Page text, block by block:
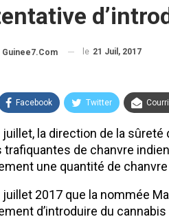
Guinee7.com le 21 Juil, 2017
Facebook Twitter
juillet, la direction de la
de chanvre
une quantité de
juillet 2017 que la nommée
d’introduire du